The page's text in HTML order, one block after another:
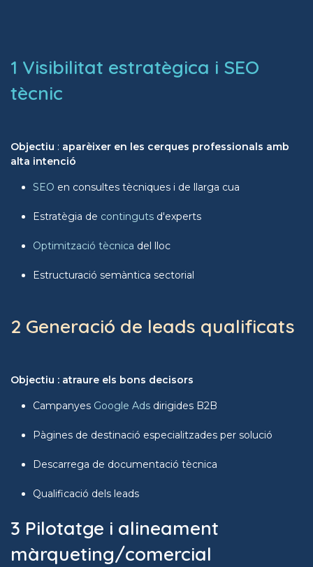
1 Visibilitat estratègica i SEO
tècnic
Objectiu : aparèixer en les cerques professionals amb
alta intenció
SEO en consultes tècniques i de llarga cua
Estratègia de continguts d'experts
Optimització tècnica del lloc
Estructuració semàntica sectorial
2 Generació de leads qualificats
Objectiu : atraure els bons decisors
Campanyes Google Ads dirigides B2B
Pàgines de destinació especialitzades per solució
Descarrega de documentació tècnica
Qualificació dels leads
3 Pilotatge i alineament
màrqueting/comercial